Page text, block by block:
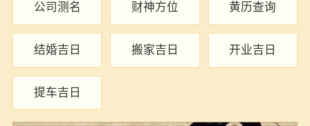
公司测名 财神方位 黄历查询
结婚吉日 搬家吉日 开业吉日
提车吉日